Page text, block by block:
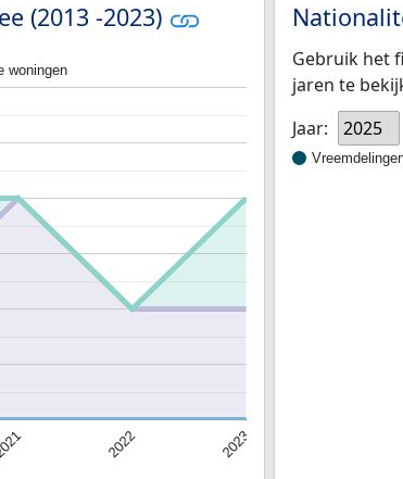
(2013 -2023)
woningen
2022 2023
Gebruik het
jaren te
Jaar:
2025